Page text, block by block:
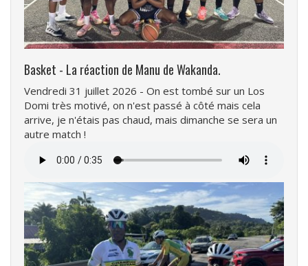
Basket - La réaction de Manu de Wakanda.
Vendredi 31 juillet 2026 - On est tombé sur un Los
Domi très motivé, on n'est passé à côté mais cela
arrive, je n'étais pas chaud, mais dimanche se sera un
autre match !
audio